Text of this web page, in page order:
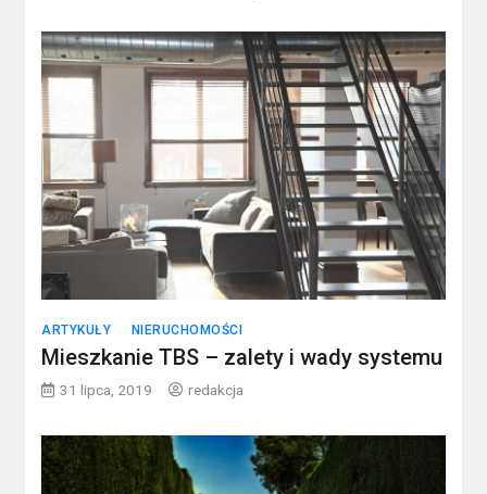
ARTYKUŁY NIERUCHOMOŚCI
Mieszkanie TBS – zalety i wady systemu
31 lipca, 2019 redakcja